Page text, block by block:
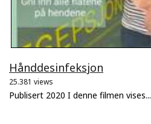
Hånddesinfeksjon
25.381 views
Publisert 2020 I denne filmen vises...